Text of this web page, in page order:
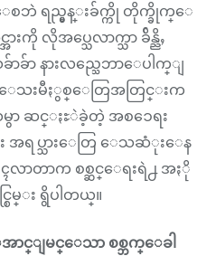
ဘဲ ရည္မွန္းခ်က္ကို တိုက္ခိုက္ေ
းကို လိုအပ္သေလာက္သာ ခ်ိန္ညိႇ
ာ နားလည္သေဘာေပါက္ျ
ေသးမီႏွစ္ေတြအတြင္းက
ာ ဆင္ႏႊဲခဲ့တဲ့ အစၥေရး
အရပ္သားေတြ ေသဆံုးေန
ာတာက စစ္ဆင္ေရးရဲ႕ အႏို
ြမ္း ရွိပါတယ္။
င္ျမင္ေသာ စစ္ဘက္ေခါ